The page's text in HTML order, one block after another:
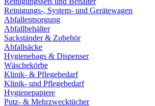
Reinigungs-, System- und Gerätewagen
Abfallentsorgung
Abfallbehälter
Sackständer & Zubehör
Abfallsäcke
Hygienebags & Dispenser
Wäschekörbe
Klinik- & Pflegebedarf
Klinik- und Pflegebedarf
Hygienepapiere
Putz- & Mehrzwecktücher